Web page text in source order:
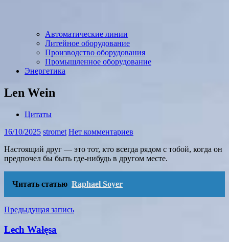
Автоматические линии
Литейное оборудование
Производство оборудования
Промышленное оборудование
Энергетика
Len Wein
Цитаты
16/10/2025 stromet Нет комментариев
Настоящий друг — это тот, кто всегда рядом с тобой, когда он
предпочел бы быть где-нибудь в другом месте.
Читать статью Raphael Soyer
Навигация
по
записям
Предыдущая запись
Lech Wałęsa